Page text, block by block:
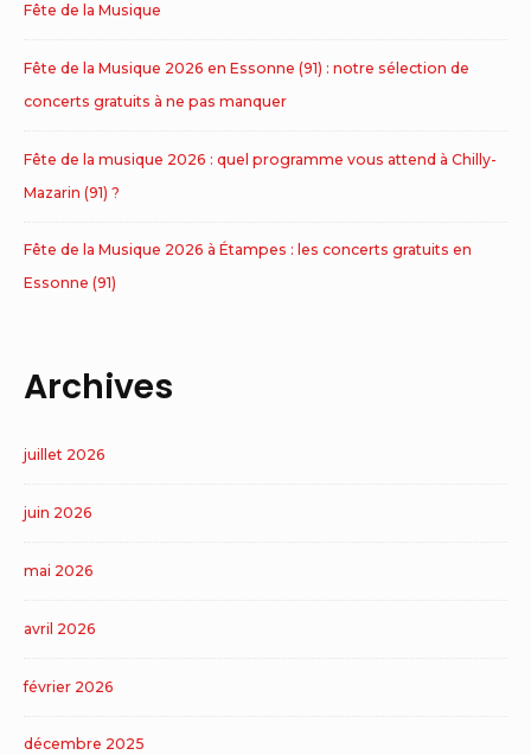
Fête de la Musique
Fête de la Musique 2026 en Essonne (91) : notre sélection de
concerts gratuits à ne pas manquer
Fête de la musique 2026 : quel programme vous attend à Chilly-
Mazarin (91) ?
Fête de la Musique 2026 à Étampes : les concerts gratuits en
Essonne (91)
Archives
juillet 2026
juin 2026
mai 2026
avril 2026
février 2026
décembre 2025